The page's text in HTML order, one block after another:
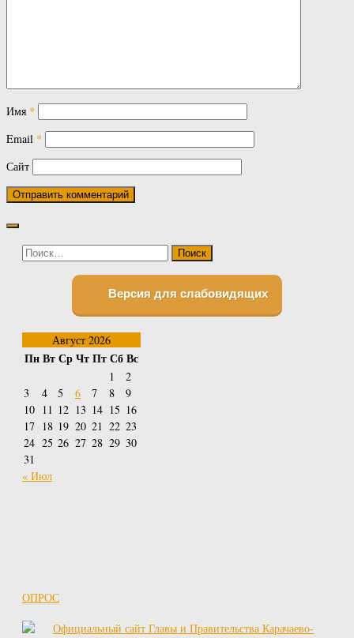
Имя *
Email *
Сайт
Найти:
Версия для слабовидящих
Август 2026
ПнВтСрЧтПтСбВс
1
2
3
4 5 6 7 8
9
10 11 12 13 14 15 16
17 18 19 20 21 22 23
24 25 26 27 28 29 30
31
« Июл
ОПРОС